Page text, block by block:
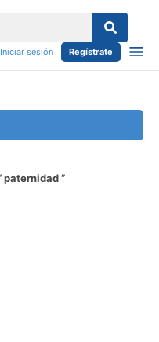
Iniciar sesión Regístrate
paternidad